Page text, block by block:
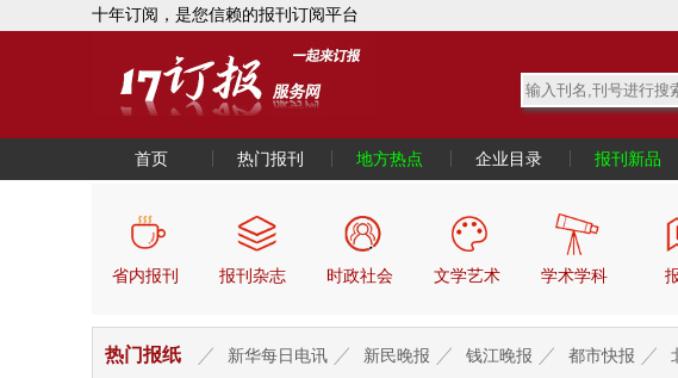
十年订阅，是您信赖的报刊订阅平台
首页 热门报刊 地方热点 企业目录 报刊新品
省内报刊 报刊杂志 时政社会 文学艺术 学术学科
热门报纸 新华每日电讯 新民晚报 钱江晚报 都市快报